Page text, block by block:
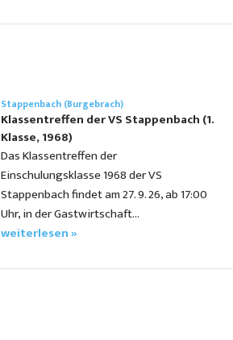
Stappenbach (Burgebrach)
Klassentreffen der VS Stappenbach (1.
Klasse, 1968)
Das Klassentreffen der
Einschulungsklasse 1968 der VS
Stappenbach findet am 27. 9. 26, ab 17:00
Uhr, in der Gastwirtschaft…
weiterlesen »